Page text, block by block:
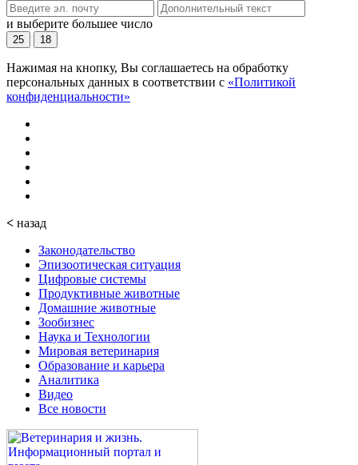
и выберите большее число
25 18
Нажимая на кнопку, Вы соглашаетесь на обработку
персональных данных в соответствии с «Политикой
конфиденциальности»
< назад
Законодательство
Эпизоотическая ситуация
Цифровые системы
Продуктивные животные
Домашние животные
Зообизнес
Наука и Технологии
Мировая ветеринария
Образование и карьера
Аналитика
Видео
Все новости